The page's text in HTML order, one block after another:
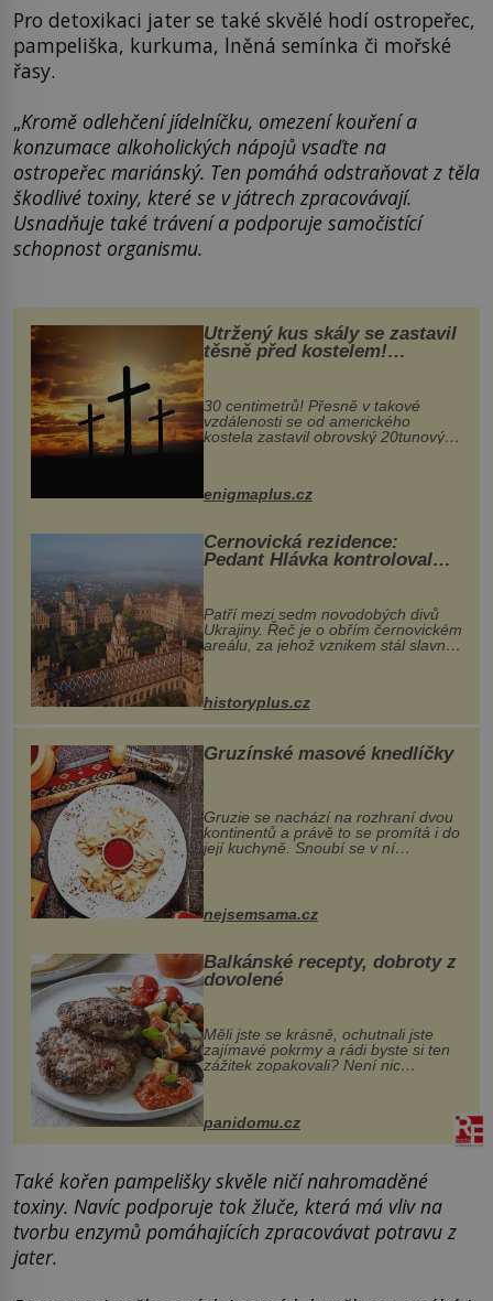
Pro detoxikaci jater se také skvělé hodí ostropeřec,
pampeliška, kurkuma, lněná semínka či mořské
řasy.
„Kromě odlehčení jídelníčku, omezení kouření a
konzumace alkoholických nápojů vsaďte na
ostropeřec mariánský. Ten pomáhá odstraňovat z těla
škodlivé toxiny, které se v játrech zpracovávají.
Usnadňuje také trávení a podporuje samočistící
schopnost organismu.
Utržený kus skály se zastavil
těsně před kostelem!
Ochránila ho boží síla?
30 centimetrů! Přesně v takové
vzdálenosti se od amerického
kostela zastavil obrovský 20tunový
...
enigmaplus.cz
Černovická rezidence:
Pedant Hlávka kontroloval
Patří mezi sedm novodobých divů
Ukrajiny. Řeč je o obřím černovickém
areálu, za jehož vznikem stál slavný
český architekt Josef Hlávka. Ten si
na něm dal mimořádně záležet. Jeho
historyplus.cz
Gruzínské masové knedlíčky
Gruzie se nachází na rozhraní dvou
kontinentů a právě to se promítá i do
její kuchyně. Snoubí se v ní
evropské a asijské chutě a díky tomu
pokrmy, které rozhodně st...
nejsemsama.cz
Balkánské recepty, dobroty z
dovolené
Měli jste se krásně, ochutnali jste
zajímavé pokrmy a rádi byste si ten
zážitek zopakovali? Není nic
snazšího. Pljeskavica (10 porcí)
Možná jste ji ochutnali na dovolené v
panidomu.cz
Také kořen pampelišky skvěle ničí nahromaděné
toxiny. Navíc podporuje tok žluče, která má vliv na
tvorbu enzymů pomáhajících zpracovávat potravu z
jater.